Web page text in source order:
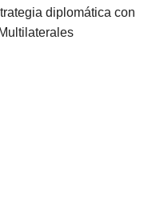
diplomática con